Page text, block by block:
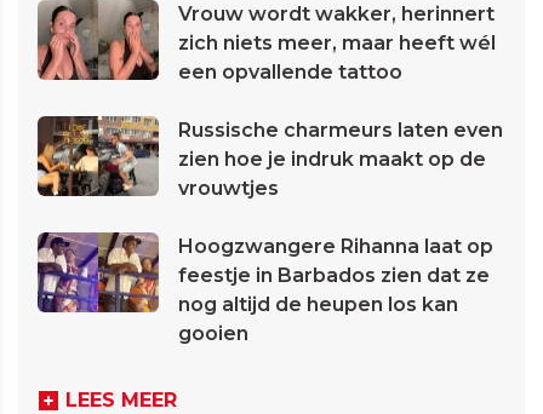
Vrouw wordt wakker, herinnert
zich niets meer, maar heeft wél
een opvallende tattoo
Russische charmeurs laten even
zien hoe je indruk maakt op de
vrouwtjes
Hoogzwangere Rihanna laat op
feestje in Barbados zien dat ze
nog altijd de heupen los kan
gooien
LEES MEER